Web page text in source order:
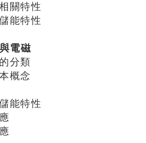
關特性
能特性
電磁
分類
概念
能特性